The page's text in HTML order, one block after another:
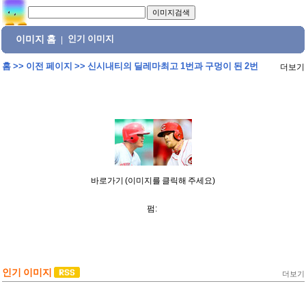
이미지 홈 인기 이미지
홈>> 이전 페이지 >> 신시내티의 딜레마최고 1번과 구멍이 된 2번 더보기
바로가기 (이미지를 클릭해 주세요)
펌:
인기 이미지 더보기